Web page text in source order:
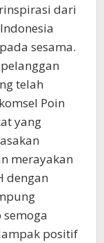
dari
sesama.
telah
Poin
yang
merayakan
dengan
positif